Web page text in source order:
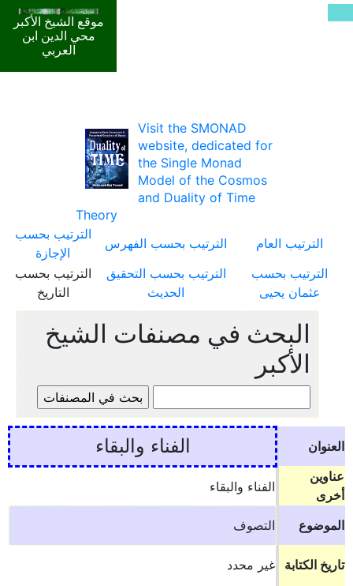
موقع الشيخ الأكبر
محي الدين ابن
العربي
Visit the SMONAD
website, dedicated for
the Single Monad
Model of the Cosmos
and Duality of Time
Theory
الترتيب العام
الترتيب بحسب الفهرس
الترتيب بحسب
الإجازة
الترتيب بحسب
عثمان يحيى
الترتيب بحسب التحقيق
الحديث
الترتيب بحسب
التاريخ
البحث في مصنفات الشيخ
الأكبر
العنوان الفناء والبقاء
عناوين
أخرى
الفناء والبقاء
الموضوع التصوف
تاريخ الكتابة
غير محدد